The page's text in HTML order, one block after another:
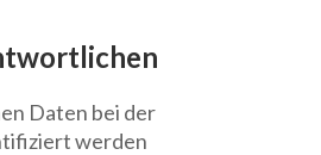
Daten bei der
werden